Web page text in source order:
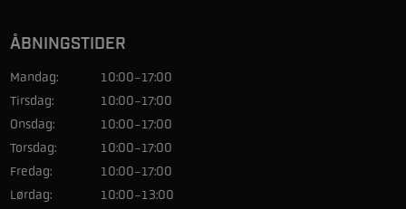
ÅBNINGSTIDER
Mandag:
10:00-17:00
Tirsdag:
10:00-17:00
Onsdag:
10:00-17:00
Torsdag:
10:00-17:00
Fredag:
10:00-17:00
Lørdag:
10:00-13:00